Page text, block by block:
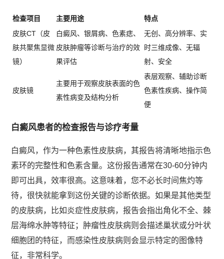
检查项目 主要用途
特点
皮肤CT（皮
肤共聚焦显微
镜）
白癜风、银屑病、色素痣、
皮肤肿瘤等诊断与治疗的效
果评估
无创、高分辨率、实
时三维成像、无辐
射、安全
皮肤镜
主要用于观察皮肤表面的色
素性病变及结构分析
表层观察、辅助诊断
色素性疾病、操作简
便
白癜风患者的检查报告与诊疗考量
白癜风，作为一种色素性皮肤病，其报告将清晰地指示色
素环的完整性和色素含量。这份报告通常在30-60分钟内
即可出具，效率很高。这意味着，您不必长时间焦灼等
待，很快就能拿到这份关键的诊断依据。如果是其他类型
的皮肤病，比如炎症性皮肤病，报告会指出角化不全、棘
层海绵水肿等特征；肿瘤性皮肤病则会描述巢状或分叶状
细胞团的特征，而感染性皮肤病则会显示特定的图像特
征，非常科学。